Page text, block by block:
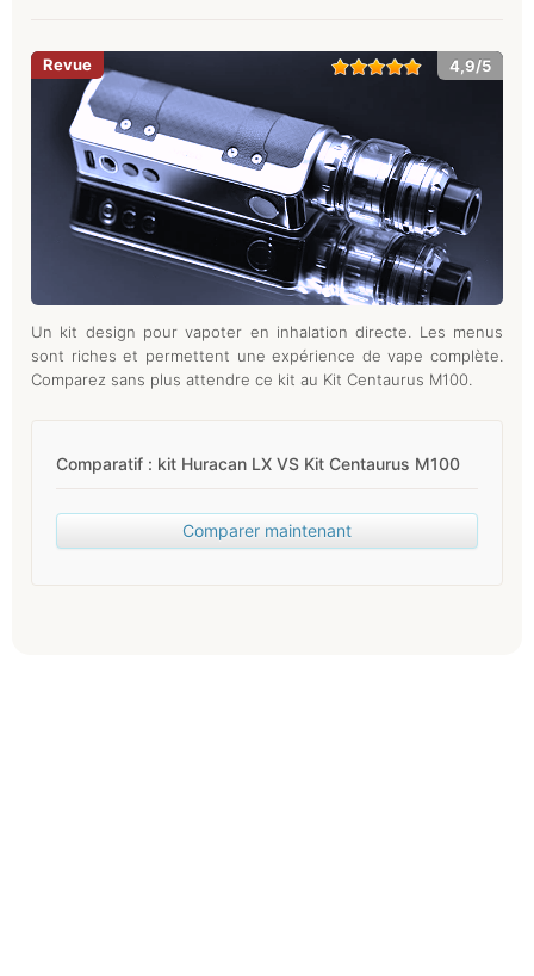
4,9/5
Un kit design pour vapoter en inhalation directe. Les menus
sont riches et permettent une expérience de vape complète.
Comparez sans plus attendre ce kit au Kit Centaurus M100.
Comparatif : kit Huracan LX VS Kit Centaurus M100
Comparer maintenant